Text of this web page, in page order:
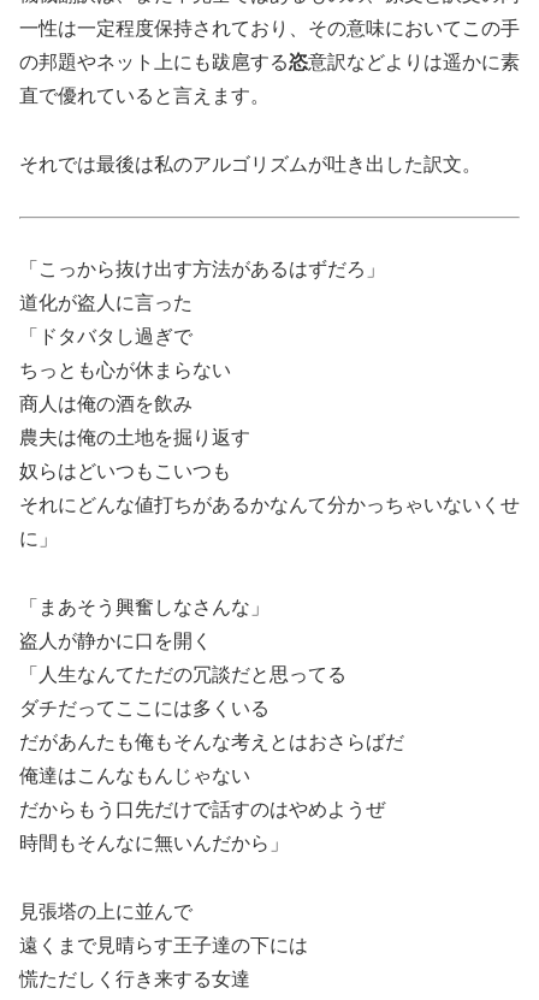
一性は一定程度保持されており、その意味においてこの手
の邦題やネット上にも跋扈する恣意訳などよりは遥かに素
直で優れていると言えます。
それでは最後は私のアルゴリズムが吐き出した訳文。
「こっから抜け出す方法があるはずだろ」
道化が盗人に言った
「ドタバタし過ぎで
ちっとも心が休まらない
商人は俺の酒を飲み
農夫は俺の土地を掘り返す
奴らはどいつもこいつも
それにどんな値打ちがあるかなんて分かっちゃいないくせ
に」
「まあそう興奮しなさんな」
盗人が静かに口を開く
「人生なんてただの冗談だと思ってる
ダチだってここには多くいる
だがあんたも俺もそんな考えとはおさらばだ
俺達はこんなもんじゃない
だからもう口先だけで話すのはやめようぜ
時間もそんなに無いんだから」
見張塔の上に並んで
遠くまで見晴らす王子達の下には
慌ただしく行き来する女達